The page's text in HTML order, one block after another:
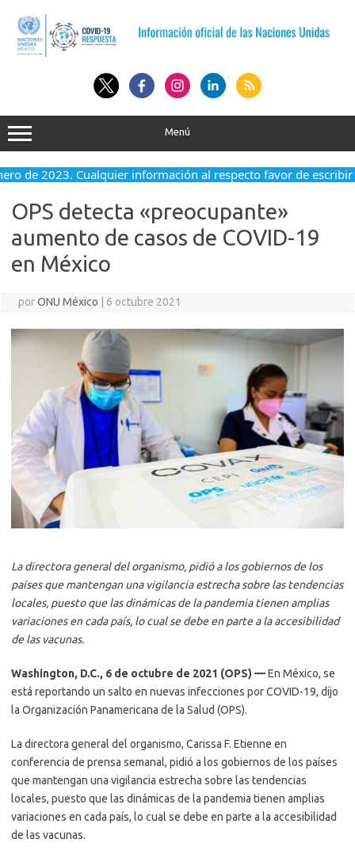
contenido
Menú
de 2023. Cualquier información al respecto favor de escribir
OPS detecta «preocupante»
aumento de casos de COVID-19
en México
porONU México 6 octubre 2021
La directora general del organismo, pidió a los gobiernos de los
países que mantengan una vigilancia estrecha sobre las tendencias
locales, puesto que las dinámicas de la pandemia tienen amplias
variaciones en cada país, lo cual se debe en parte a la accesibilidad
de las vacunas.
Washington, D.C., 6 de octubre de 2021 (OPS) —En México, se
está reportando un salto en nuevas infecciones por COVID-19, dijo
la Organización Panamericana de la Salud (OPS).
La directora general del organismo, Carissa F. Etienne en
conferencia de prensa semanal, pidió a los gobiernos de los países
que mantengan una vigilancia estrecha sobre las tendencias
locales, puesto que las dinámicas de la pandemia tienen amplias
variaciones en cada país, lo cual se debe en parte a la accesibilidad
de las vacunas.